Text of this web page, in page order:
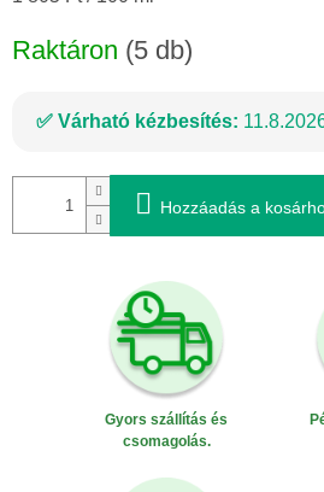
Raktáron (5 db)
Várható kézbesítés:
Hozzáadás a
Gyors szállítás és
csomagolás.